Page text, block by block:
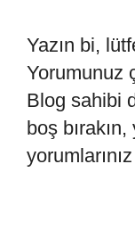
Yazın bi,
Yorumunuz
Blog sahibi
boş